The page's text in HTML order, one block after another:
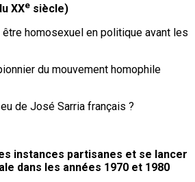
XXe siècle)
homosexuel en politique avant les
du mouvement homophile
de José Sarria français ?
instances partisanes et se lancer
dans les années 1970 et 1980